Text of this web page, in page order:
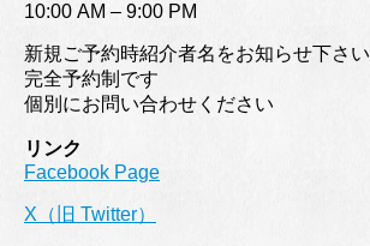
10:00 AM – 9:00 PM
新規ご予約時紹介者名をお知らせ下さい
完全予約制です
個別にお問い合わせください
リンク
Facebook Page
X（旧 Twitter）